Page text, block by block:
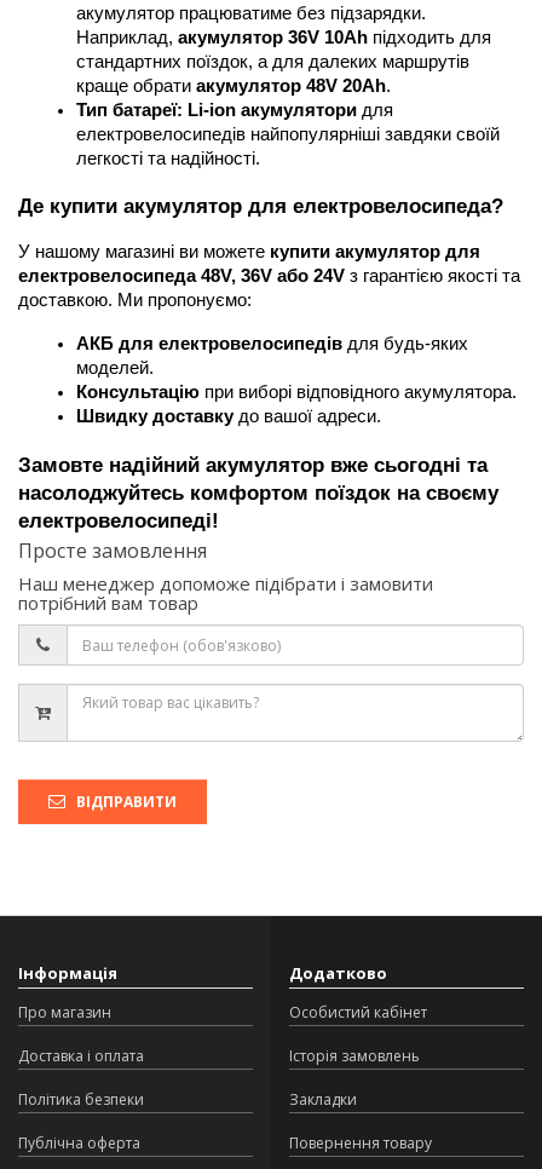
акумулятор працюватиме без підзарядки.
Наприклад, акумулятор 36V 10Ah підходить для
стандартних поїздок, а для далеких маршрутів
краще обрати акумулятор 48V 20Ah.
Тип батареї: Li-ion акумулятори для
електровелосипедів найпопулярніші завдяки своїй
легкості та надійності.
Де купити акумулятор для електровелосипеда?
У нашому магазині ви можете купити акумулятор для
електровелосипеда 48V, 36V або 24V з гарантією якості та
доставкою. Ми пропонуємо:
АКБ для електровелосипедів для будь-яких
моделей.
Консультацію при виборі відповідного акумулятора.
Швидку доставку до вашої адреси.
Замовте надійний акумулятор вже сьогодні та
насолоджуйтесь комфортом поїздок на своєму
електровелосипеді!
Просте замовлення
Наш менеджер допоможе підібрати і замовити
потрібний вам товар
ВІДПРАВИТИ
Інформація
Про магазин
Доставка і оплата
Політика безпеки
Публічна оферта
Додатково
Особистий кабінет
Історія замовлень
Закладки
Повернення товару